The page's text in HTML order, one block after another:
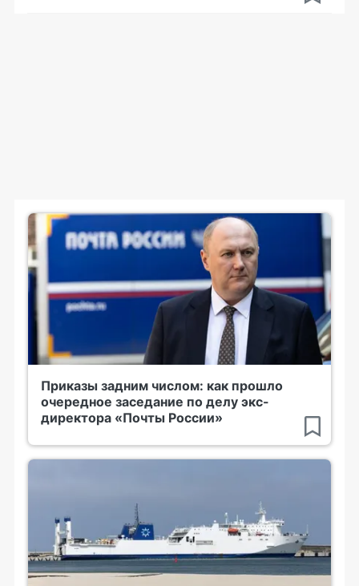
Приказы задним числом: как прошло
очередное заседание по делу экс-
директора «Почты России»